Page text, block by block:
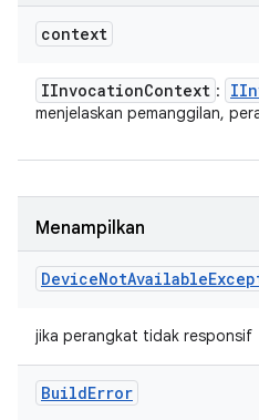
context
IInvocationContext :
menjelaskan pemanggilan,
Menampilkan
DeviceNotAvailable
jika perangkat tidak responsif
BuildError